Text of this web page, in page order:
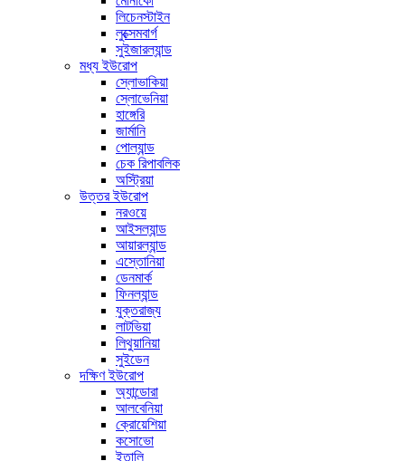
লিচেনস্টাইন
লুক্সেমবার্গ
সুইজারল্যান্ড
মধ্য ইউরোপ
স্লোভাকিয়া
স্লোভেনিয়া
হাঙ্গেরি
জার্মানি
পোল্যান্ড
চেক রিপাবলিক
অস্ট্রিয়া
উত্তর ইউরোপ
নরওয়ে
আইসল্যান্ড
আয়ারল্যান্ড
এস্তোনিয়া
ডেনমার্ক
ফিনল্যান্ড
যুক্তরাজ্য
লাটভিয়া
লিথুয়ানিয়া
সুইডেন
দক্ষিণ ইউরোপ
অ্যান্ডোরা
আলবেনিয়া
ক্রোয়েশিয়া
কসোভো
ইতালি